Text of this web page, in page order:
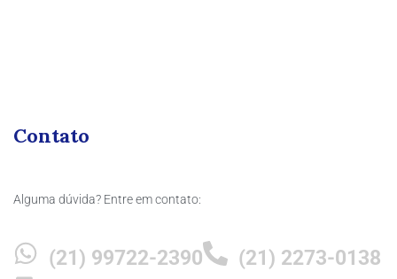
Contato
Alguma dúvida? Entre em contato:
(21) 99722-2390
(21) 2273-0138